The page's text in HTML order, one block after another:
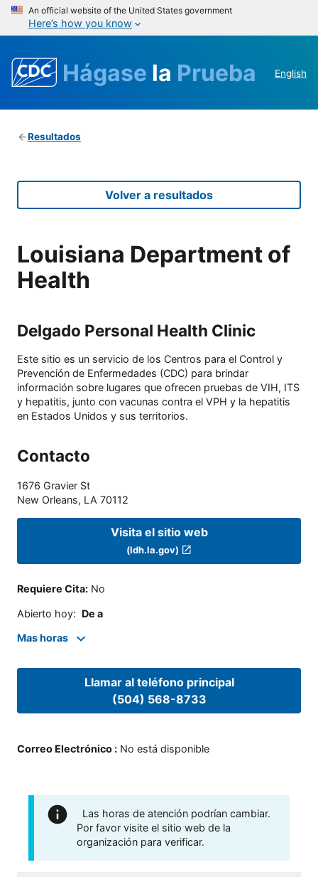
An official website of the United States government
Here’s how you know
Hágase la Prueba English
Resultados
Volver a resultados
Louisiana Department of
Health
Delgado Personal Health Clinic
Este sitio es un servicio de los Centros para el Control y
Prevención de Enfermedades (CDC) para brindar
información sobre lugares que ofrecen pruebas de VIH, ITS
y hepatitis, junto con vacunas contra el VPH y la hepatitis
en Estados Unidos y sus territorios.
Contacto
1676 Gravier St
New Orleans, LA 70112
Visita el sitio web
(ldh.la.gov)
Requiere Cita: No
Abierto hoy: De a
Mas horas
Llamar al teléfono principal
(504) 568-8733
Correo Electrónico : No está disponible
Las horas de atención podrían cambiar.
Por favor visite el sitio web de la
organización para verificar.